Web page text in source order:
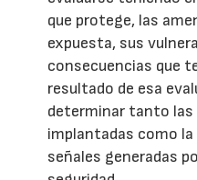
que protege, las
expuesta, sus
consecuencias que
resultado de esa
determinar tanto las
implantadas como
señales generadas